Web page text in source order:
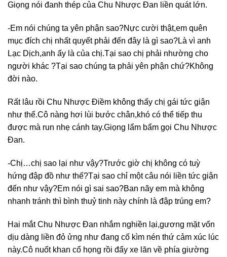
Giọng nói đanh thép của Chu Nhược Đan liền quát lớn.
-Em nói chúng ta yên phận sao?Nực cười thật,em quên
mục đích chị nhất quyết phải đến đây là gì sao?Là vì anh
Lạc Dịch,anh ấy là của chị.Tại sao chị phải nhường cho
người khác ?Tại sao chúng ta phải yên phận chứ?Không
đời nào.
Rất lâu rồi Chu Nhược Điềm không thấy chị gái tức giận
như thế.Cô nàng hơi lùi bước chân,khó có thể tiếp thu
được mà run nhẹ cánh tay.Giọng lẩm bẩm gọi Chu Nhược
Đan.
-Chị…chị sao lại như vậy?Trước giờ chị không có tuỳ
hứng đập đồ như thế?Tại sao chỉ một câu nói liền tức giận
đến như vậy?Em nói gì sai sao?Ban nãy em mà không
nhanh tránh thì bình thuỷ tinh này chính là đập trúng em?
Hai mắt Chu Nhược Đan nhắm nghiền lại,gương mặt vốn
dịu dàng liền đỏ ửng như đang cố kìm nén thứ cảm xúc lúc
này.Cô nuốt khan cổ họng rồi đẩy xe lăn về phía giường